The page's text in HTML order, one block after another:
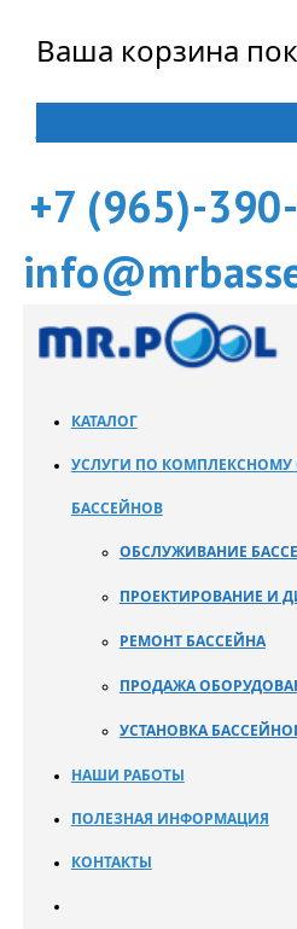
Ваша корзина
+7 (965)-
КАТАЛОГ
УСЛУГИ ПО
БАССЕЙНОВ
ОБСЛУЖИВАНИЕ
ПРОЕКТИРОВАНИЕ И
РЕМОНТ БАССЕЙНА
ПРОДАЖА
УСТАНОВКА
НАШИ РАБОТЫ
ПОЛЕЗНАЯ ИНФОРМАЦИЯ
КОНТАКТЫ